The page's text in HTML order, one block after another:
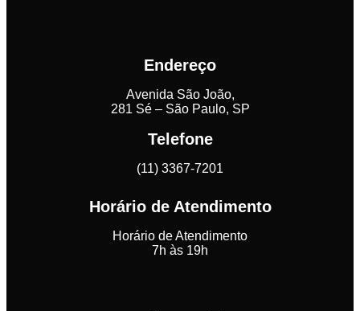
Endereço
Avenida São João,
281 Sé – São Paulo, SP
Telefone
(11) 3367-7201
Horário de Atendimento
Horário de Atendimento
7h às 19h